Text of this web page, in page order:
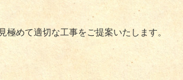
極めて適切な工事をご提案いたします。